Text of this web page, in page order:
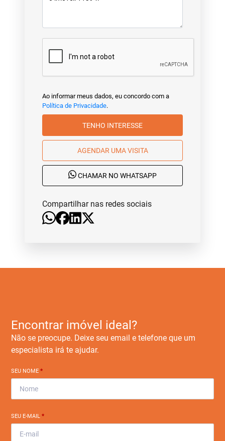
Ao informar meus dados, eu concordo com a
Política de Privacidade.
TENHO INTERESSE
AGENDAR UMA VISITA
CHAMAR NO WHATSAPP
Compartilhar nas redes sociais
Encontrar imóvel ideal?
Não se preocupe. Deixe seu email e telefone que um
especialista irá te ajudar.
SEU NOME*
SEU E-MAIL*